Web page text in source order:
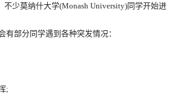
少莫纳什大学(Monash University)同学开始进
部分同学遇到各种突发情况：
;